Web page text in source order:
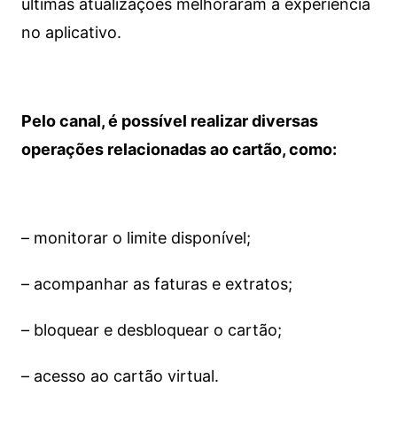
últimas atualizações melhoraram a experiência
no aplicativo.
Pelo canal, é possível realizar diversas
operações relacionadas ao cartão, como:
– monitorar o limite disponível;
– acompanhar as faturas e extratos;
– bloquear e desbloquear o cartão;
– acesso ao cartão virtual.